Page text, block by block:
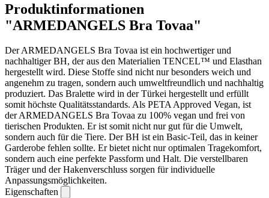
Produktinformationen
"ARMEDANGELS Bra Tovaa"
Der ARMEDANGELS Bra Tovaa ist ein hochwertiger und
nachhaltiger BH, der aus den Materialien TENCEL™ und Elasthan
hergestellt wird. Diese Stoffe sind nicht nur besonders weich und
angenehm zu tragen, sondern auch umweltfreundlich und nachhaltig
produziert. Das Bralette wird in der Türkei hergestellt und erfüllt
somit höchste Qualitätsstandards. Als PETA Approved Vegan, ist
der ARMEDANGELS Bra Tovaa zu 100% vegan und frei von
tierischen Produkten. Er ist somit nicht nur gut für die Umwelt,
sondern auch für die Tiere. Der BH ist ein Basic-Teil, das in keiner
Garderobe fehlen sollte. Er bietet nicht nur optimalen Tragekomfort,
sondern auch eine perfekte Passform und Halt. Die verstellbaren
Träger und der Hakenverschluss sorgen für individuelle
Anpassungsmöglichkeiten.
Eigenschaften